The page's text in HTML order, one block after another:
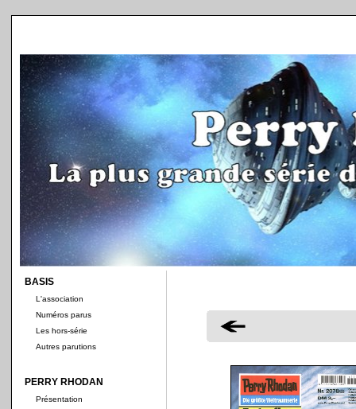
BASIS
L'association
Numéros parus
Les hors-série
Autres parutions
PERRY RHODAN
Présentation